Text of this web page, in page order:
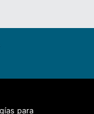
para